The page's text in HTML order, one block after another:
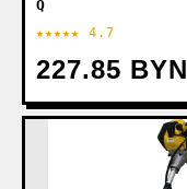
Q
★★★★★ 4.7
227.85 BYN